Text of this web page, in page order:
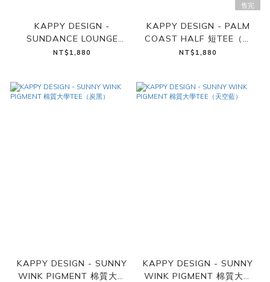
KAPPY DESIGN -
SUNDANCE LOUNGE
HALF 短TEE（奶白）
NT$1,880
售完
KAPPY DESIGN - PALM
COAST HALF 短TEE（奶
白）
NT$1,880
KAPPY DESIGN - SUNNY
WINK PIGMENT 棉質大學
KAPPY DESIGN - SUNNY
WINK PIGMENT 棉質大學